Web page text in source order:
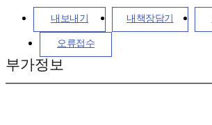
내보내기 내책장담기
오류접수
부가정보